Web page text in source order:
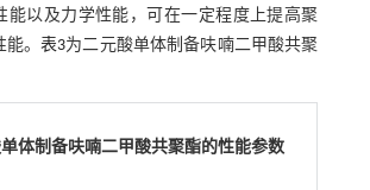
能以及力学性能，可在一定程度上提高聚
。 表3为二元酸单体制备呋喃二甲酸共聚
体制备呋喃二甲酸共聚酯的性能参数